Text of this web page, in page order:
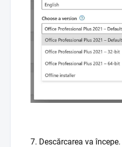
7. Descărcarea va